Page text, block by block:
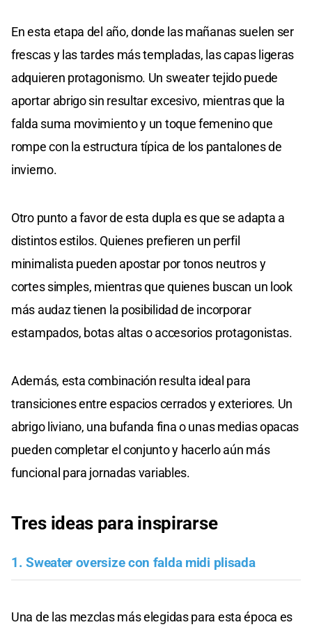
En esta etapa del año, donde las mañanas suelen ser
frescas y las tardes más templadas, las capas ligeras
adquieren protagonismo. Un sweater tejido puede
aportar abrigo sin resultar excesivo, mientras que la
falda suma movimiento y un toque femenino que
rompe con la estructura típica de los pantalones de
invierno.
Otro punto a favor de esta dupla es que se adapta a
distintos estilos. Quienes prefieren un perfil
minimalista pueden apostar por tonos neutros y
cortes simples, mientras que quienes buscan un look
más audaz tienen la posibilidad de incorporar
estampados, botas altas o accesorios protagonistas.
Además, esta combinación resulta ideal para
transiciones entre espacios cerrados y exteriores. Un
abrigo liviano, una bufanda fina o unas medias opacas
pueden completar el conjunto y hacerlo aún más
funcional para jornadas variables.
Tres ideas para inspirarse
1. Sweater oversize con falda midi plisada
Una de las mezclas más elegidas para esta época es